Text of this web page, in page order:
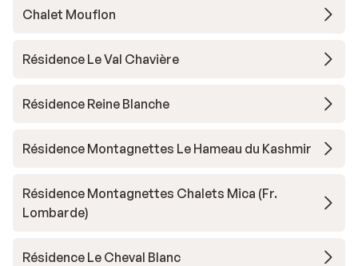
Chalet Mouflon
Résidence Le Val Chavière
Résidence Reine Blanche
Résidence Montagnettes Le Hameau du Kashmir
Résidence Montagnettes Chalets Mica (Fr.
Lombarde)
Résidence Le Cheval Blanc